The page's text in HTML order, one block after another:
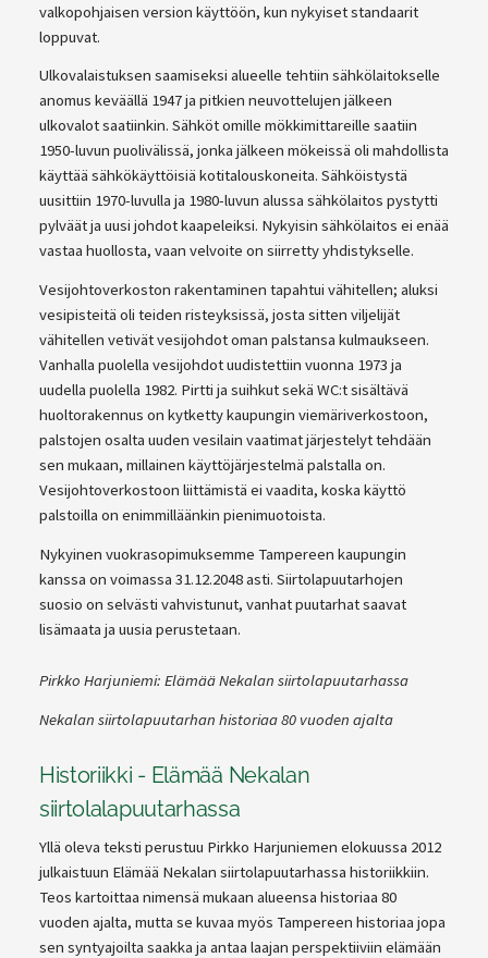
valkopohjaisen version käyttöön, kun nykyiset standaarit
loppuvat.
Ulkovalaistuksen saamiseksi alueelle tehtiin sähkölaitokselle
anomus keväällä 1947 ja pitkien neuvottelujen jälkeen
ulkovalot saatiinkin. Sähköt omille mökkimittareille saatiin
1950-luvun puolivälissä, jonka jälkeen mökeissä oli mahdollista
käyttää sähkökäyttöisiä kotitalouskoneita. Sähköistystä
uusittiin 1970-luvulla ja 1980-luvun alussa sähkölaitos pystytti
pylväät ja uusi johdot kaapeleiksi. Nykyisin sähkölaitos ei enää
vastaa huollosta, vaan velvoite on siirretty yhdistykselle.
Vesijohtoverkoston rakentaminen tapahtui vähitellen; aluksi
vesipisteitä oli teiden risteyksissä, josta sitten viljelijät
vähitellen vetivät vesijohdot oman palstansa kulmaukseen.
Vanhalla puolella vesijohdot uudistettiin vuonna 1973 ja
uudella puolella 1982. Pirtti ja suihkut sekä WC:t sisältävä
huoltorakennus on kytketty kaupungin viemäriverkostoon,
palstojen osalta uuden vesilain vaatimat järjestelyt tehdään
sen mukaan, millainen käyttöjärjestelmä palstalla on.
Vesijohtoverkostoon liittämistä ei vaadita, koska käyttö
palstoilla on enimmilläänkin pienimuotoista.
Nykyinen vuokrasopimuksemme Tampereen kaupungin
kanssa on voimassa 31.12.2048 asti. Siirtolapuutarhojen
suosio on selvästi vahvistunut, vanhat puutarhat saavat
lisämaata ja uusia perustetaan.
Pirkko Harjuniemi: Elämää Nekalan siirtolapuutarhassa
Nekalan siirtolapuutarhan historiaa 80 vuoden ajalta
Historiikki - Elämää Nekalan
siirtolalapuutarhassa
Yllä oleva teksti perustuu Pirkko Harjuniemen elokuussa 2012
julkaistuun Elämää Nekalan siirtolapuutarhassa historiikkiin.
Teos kartoittaa nimensä mukaan alueensa historiaa 80
vuoden ajalta, mutta se kuvaa myös Tampereen historiaa jopa
sen syntyajoilta saakka ja antaa laajan perspektiiviin elämään